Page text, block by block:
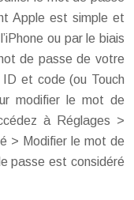
Apple est simple et
ou par le biais
de passe de votre
et code (ou Touch
modifier le mot de
à Réglages >
> Modifier le mot de
passe est considéré